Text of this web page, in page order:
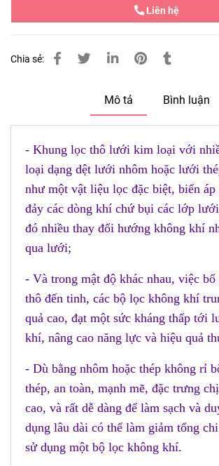
Liên hệ
Chia sẻ:
Mô tả Bình luận
- Khung lọc thô lưới kim loại với
loại dạng dệt lưới nhôm hoặc lưới
như một vật liệu lọc đặc biệt, biến
đảy các dòng khí chứ bụi các lớp
đó nhiều thay đổi hướng không khí
qua lưới;
- Và trong mật độ khác nhau, việc
thô đến tinh, các bộ lọc không khí
quả cao, đạt một sức kháng thấp tới
khí, nâng cao năng lực và hiệu quả
- Dù bằng nhôm hoặc thép không rỉ
thép, an toàn, mạnh mẽ, đặc trưng
cao, và rất dễ dàng để làm sạch và
dụng lâu dài có thể làm giảm tổng
sử dụng một bộ lọc không khí.